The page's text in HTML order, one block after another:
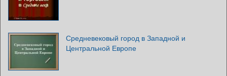
Средневековый город в Западной и
Центральной Европе